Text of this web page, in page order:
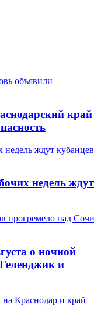
край
недель ждут
о ночной
и